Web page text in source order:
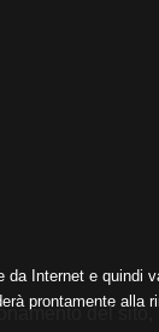
Internet e
prontamente alla
del